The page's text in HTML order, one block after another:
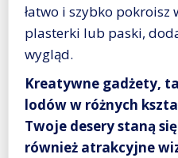
łatwo i szybko pokroisz
plasterki lub paski,
wygląd.
Kreatywne gadżety,
lodów w różnych
Twoje desery staną
również atrakcyjne